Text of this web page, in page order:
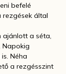
befelé
rezgések által
ajánlott a séta,
Napokig
Néha
a rezgésszint